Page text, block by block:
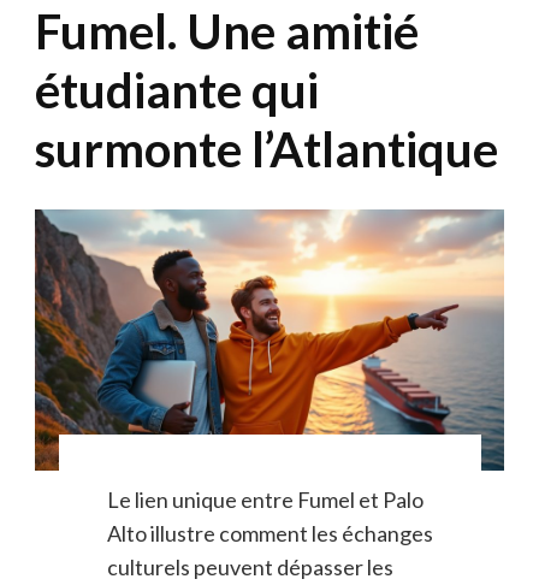
Fumel. Une amitié
étudiante qui
surmonte l’Atlantique
Le lien unique entre Fumel et Palo
Alto illustre comment les échanges
culturels peuvent dépasser les